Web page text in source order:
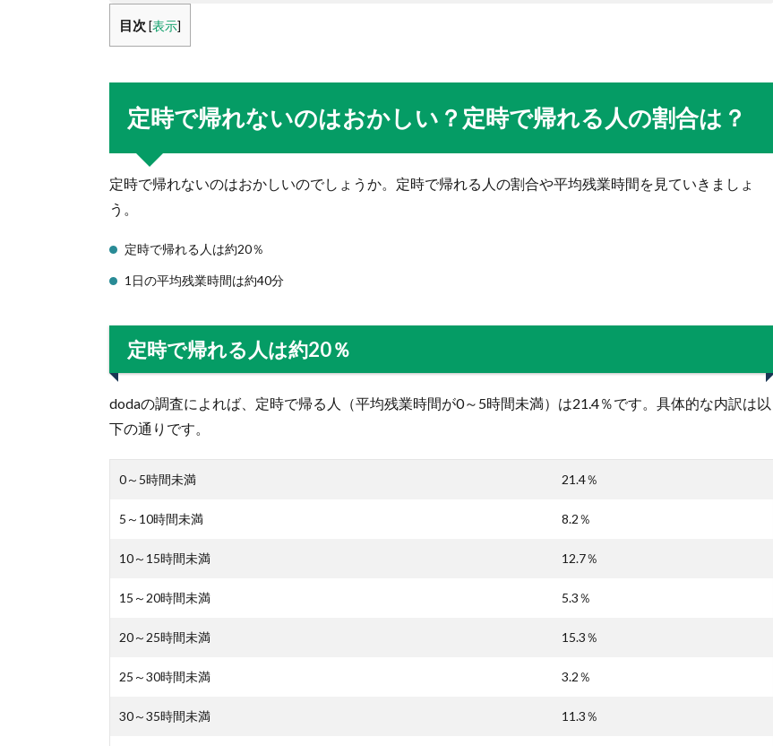
目次 [表示]
定時で帰れないのはおかしい？定時で帰れる人の割合は？
定時で帰れないのはおかしいのでしょうか。定時で帰れる人の割合や平均残業時間を見ていきましょ
う。
定時で帰れる人は約20％
1日の平均残業時間は約40分
定時で帰れる人は約20％
dodaの調査によれば、定時で帰る人（平均残業時間が0～5時間未満）は21.4％です。具体的な内訳は以
下の通りです。
0～5時間未満 21.4％
5～10時間未満 8.2％
10～15時間未満 12.7％
15～20時間未満 5.3％
20～25時間未満 15.3％
25～30時間未満 3.2％
30～35時間未満 11.3％